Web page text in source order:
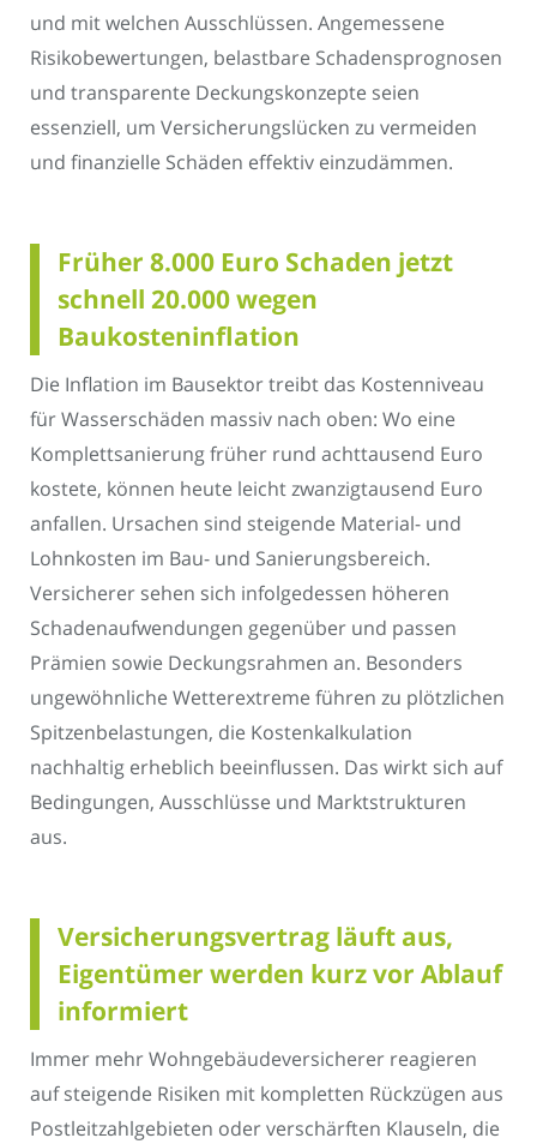
und mit welchen Ausschlüssen. Angemessene
Risikobewertungen, belastbare Schadensprognosen
und transparente Deckungskonzepte seien
essenziell, um Versicherungslücken zu vermeiden
und finanzielle Schäden effektiv einzudämmen.
Früher 8.000 Euro Schaden jetzt
schnell 20.000 wegen
Baukosteninflation
Die Inflation im Bausektor treibt das Kostenniveau
für Wasserschäden massiv nach oben: Wo eine
Komplettsanierung früher rund achttausend Euro
kostete, können heute leicht zwanzigtausend Euro
anfallen. Ursachen sind steigende Material- und
Lohnkosten im Bau- und Sanierungsbereich.
Versicherer sehen sich infolgedessen höheren
Schadenaufwendungen gegenüber und passen
Prämien sowie Deckungsrahmen an. Besonders
ungewöhnliche Wetterextreme führen zu plötzlichen
Spitzenbelastungen, die Kostenkalkulation
nachhaltig erheblich beeinflussen. Das wirkt sich auf
Bedingungen, Ausschlüsse und Marktstrukturen
aus.
Versicherungsvertrag läuft aus,
Eigentümer werden kurz vor Ablauf
informiert
Immer mehr Wohngebäudeversicherer reagieren
auf steigende Risiken mit kompletten Rückzügen aus
Postleitzahlgebieten oder verschärften Klauseln, die